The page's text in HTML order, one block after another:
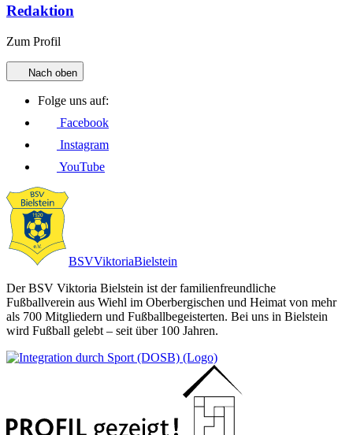
Redaktion
Zum Profil
Nach oben
Folge uns auf:
Facebook
Instagram
YouTube
BSVViktoriaBielstein
Der BSV Viktoria Bielstein ist der familienfreundliche
Fußballverein aus Wiehl im Oberbergischen und Heimat von mehr
als 700 Mitgliedern und Fußballbegeisterten. Bei uns in Bielstein
wird Fußball gelebt – seit über 100 Jahren.